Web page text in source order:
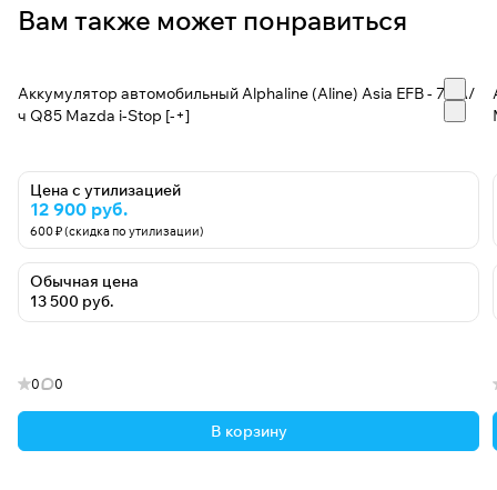
Вам также может понравиться
Аккумулятор автомобильный Alphaline (Aline) Asia EFB - 70 А/
ч Q85 Mazda i-Stop [-+]
Цена с утилизацией
12 900 руб.
600 ₽ (скидка по утилизации)
Обычная цена
13 500 руб.
0 0
В корзину